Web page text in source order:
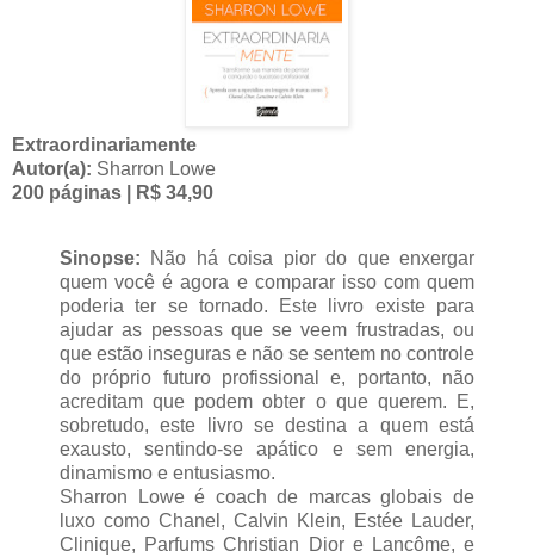
Extraordinariamente
Autor(a): Sharron Lowe
200 páginas | R$ 34,90
Sinopse: Não há coisa pior do que enxergar
quem você é agora e comparar isso com quem
poderia ter se tornado. Este livro existe para
ajudar as pessoas que se veem frustradas, ou
que estão inseguras e não se sentem no controle
do próprio futuro profissional e, portanto, não
acreditam que podem obter o que querem. E,
sobretudo, este livro se destina a quem está
exausto, sentindo-se apático e sem energia,
dinamismo e entusiasmo.
Sharron Lowe é coach de marcas globais de
luxo como Chanel, Calvin Klein, Estée Lauder,
Clinique, Parfums Christian Dior e Lancôme, e